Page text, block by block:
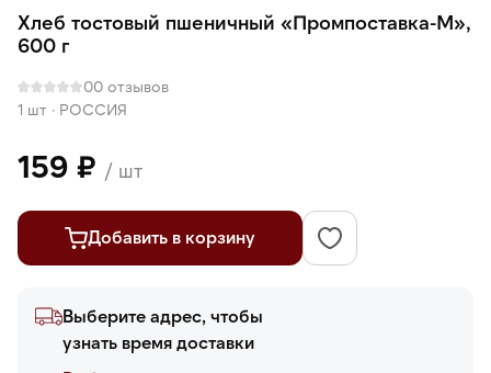
Хлеб тостовый пшеничный «Промпоставка-М»,
600 г
00 отзывов
1 шт · РОССИЯ
159 ₽ / шт
Добавить в корзину
Выберите адрес, чтобы
узнать время доставки